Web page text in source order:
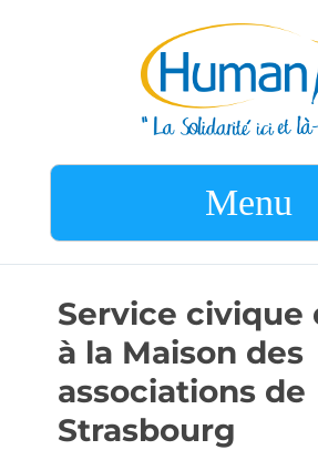
Menu
Service civique
à la Maison des
associations de
Strasbourg